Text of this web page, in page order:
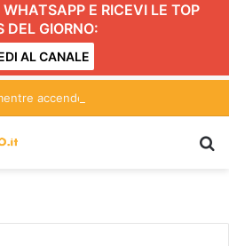
E RICEVI LE TOP
DEL GIORNO:
AL CANALE
accende il barbecue